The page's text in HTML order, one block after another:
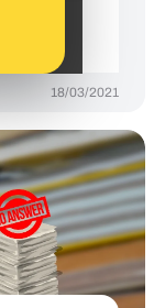
y
18/03/2021